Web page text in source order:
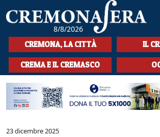
8/8/2026
HOME
CRONACA
SPORT
LA MUSICA
CULTURA
CREMONA, LA CITTÀ IL
CREMA E IL CREMASCO
23 dicembre 2025